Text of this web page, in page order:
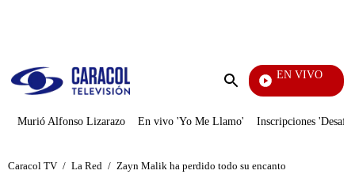
Enviar
EN VIVO
Televentas
Murió Alfonso Lizarazo En vivo 'Yo Me Llamo' Inscripciones
Caracol TV / La Red / Zayn Malik ha perdido todo su encanto